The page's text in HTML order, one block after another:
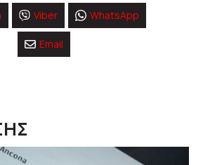
Viber WhatsApp
Email